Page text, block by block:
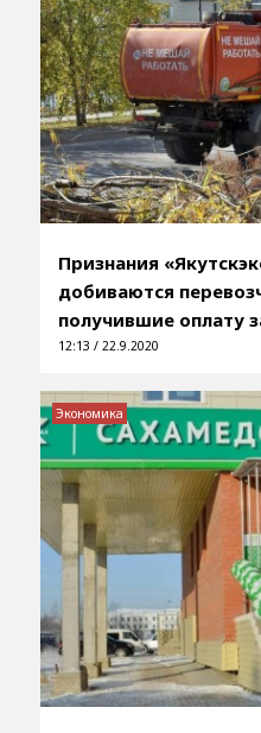
Признания
добиваются
получившие оплату
12:13 / 22.9.2020
Экономика